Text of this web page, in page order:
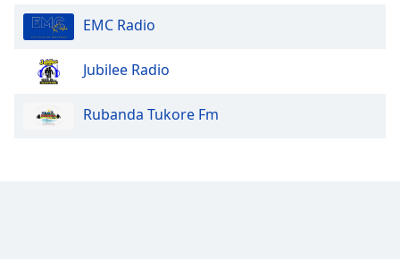
EMC Radio
Jubilee Radio
Rubanda Tukore Fm